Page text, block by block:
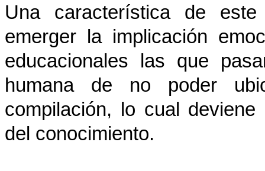
Una característica de
emerger la implicación
educacionales las que
humana de no poder
compilación, lo cual
del conocimiento.